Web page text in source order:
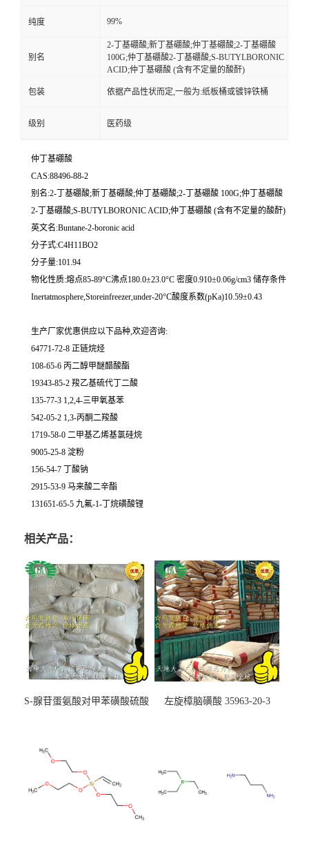
纯度 99%
别名
2-丁基硼酸;新丁基硼酸;仲丁基硼酸;2-丁基硼酸
100G;仲丁基硼酸2-丁基硼酸;S-BUTYLBORONIC
ACID;仲丁基硼酸 (含有不定量的酸酐)
包装 依据产品性状而定,一般为:纸板桶或镀锌铁桶
级别 医药级
仲丁基硼酸
CAS:88496-88-2
别名:2-丁基硼酸;新丁基硼酸;仲丁基硼酸;2-丁基硼酸 100G;仲丁基硼酸
2-丁基硼酸;S-BUTYLBORONIC ACID;仲丁基硼酸 (含有不定量的酸酐)
英文名:Buntane-2-boronic acid
分子式:C4H11BO2
分子量:101.94
物化性质:熔点85-89°C沸点180.0±23.0°C 密度0.910±0.06g/cm3 储存条件
Inertatmosphere,Storeinfreezer,under-20°C酸度系数(pKa)10.59±0.43
生产厂家优惠供应以下品种,欢迎咨询:
64771-72-8 正链烷烃
108-65-6 丙二醇甲醚醋酸酯
19343-85-2 羧乙基硫代丁二酸
135-77-3 1,2,4-三甲氧基苯
542-05-2 1,3-丙酮二羧酸
1719-58-0 二甲基乙烯基氯硅烷
9005-25-8 淀粉
156-54-7 丁酸钠
2915-53-9 马来酸二辛酯
131651-65-5 九氟-1-丁烷磺酸锂
相关产品：
S-腺苷蛋氨酸对甲苯磺酸硫酸
左旋樟脑磺酸 35963-20-3